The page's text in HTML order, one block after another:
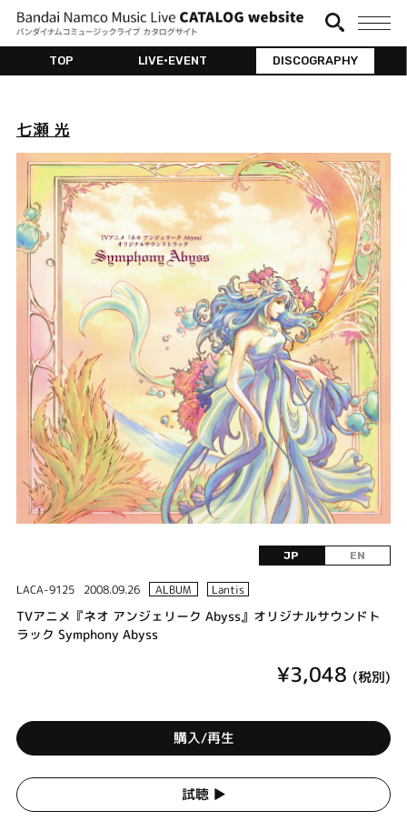
TOP LIVE•EVENT DISCOGRAPHY
七瀬 光
JP EN
LACA-9125 2008.09.26 ALBUM Lantis
TVアニメ『ネオ アンジェリーク Abyss』オリジナルサウンドト
ラック Symphony Abyss
¥3,048 (税別)
購入/再生
試聴 ▶︎